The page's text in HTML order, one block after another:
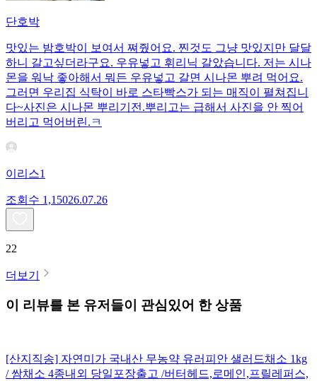
단호박
맛있는 밤호박이 보여서 쪄줬어요. 찐것도 그냥 맛있지만 달달
하니 갈고싶더라구요. 우유넣고 휘리닉 갈았습니다. 저는 시나
몬을 워낙 좋아해서 뭐든 우유넣고 갈면 시나몬 뿌려 먹어요.
그러면 우리집 식탁이 바로 스타빡스가 되는 매직이 펼쳐집니
다~사진은 시나몬 뿌리기전.뿌리고는 급해서 사진을 안 찍어
버리고 먹어버린.ㅋ
이리스1
조회수 1,15026.07.26
22
더보기
이 리뷰를 본 유저들이 관심있어 한 상품
[산지직송] 자연미가 국내산 무농약 유러피안 샐러드채소 1kg
/ 쌈채소 4종내외 당일포장출고 /버터헤드,로메인,프릴레퍼스,